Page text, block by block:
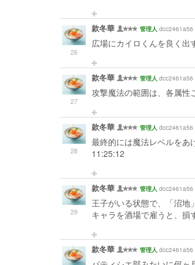
26
款冬華 管理人 dcc2461a56
広場にカイロくんを良く
27
款冬華 管理人 dcc2461a56
攻撃魔法の範囲は、各属性
28
款冬華 管理人 dcc2461a56
最終的には魔法レベルを
11:25:12
29
款冬華 管理人 dcc2461a56
王子がいる状態で、「沼地
キャラを酒場で雇うと、
款冬華 管理人 dcc2461a56